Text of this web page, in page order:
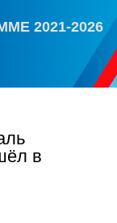
2021-2026
в